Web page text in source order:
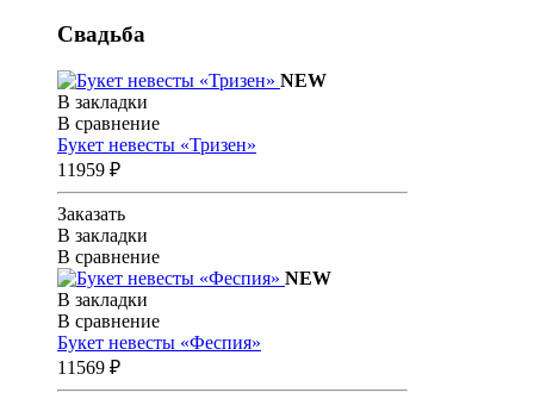
Свадьба
NEW
В закладки
В сравнение
Букет невесты «Тризен»
11959 ₽
Заказать
В закладки
В сравнение
NEW
В закладки
В сравнение
Букет невесты «Феспия»
11569 ₽